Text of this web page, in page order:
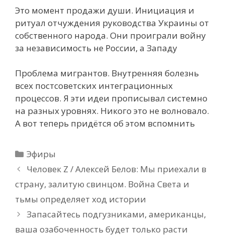
Это момент продажи души. Инициация и
ритуал отчуждения руководства Украины от
собственного народа. Они проиграли войну
за независимость не России, а Западу
Проблема мигрантов. Внутренняя болезнь
всех постсоветских интеграционных
процессов. Я эти идеи прописывал системно
на разных уровнях. Никого это не волновало.
А вот теперь придётся об этом вспомнить
Рубрики
Эфиры
Человек Z / Алексей Белов: Мы приехали в
страну, залитую свинцом. Война Света и
тьмы определяет ход истории
Запасайтесь подгузниками, американцы,
ваша озабоченность будет только расти